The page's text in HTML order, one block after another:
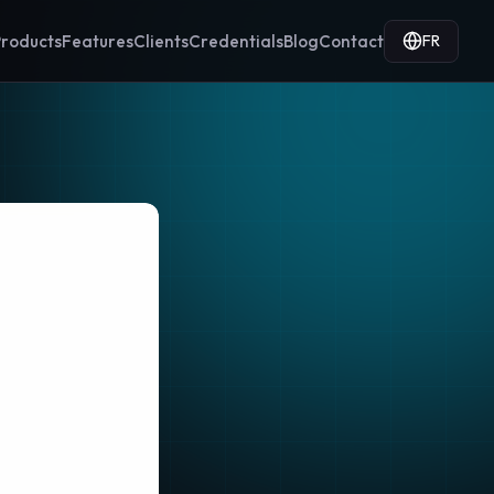
FeaturesClientsCredentialsBlogContact FR